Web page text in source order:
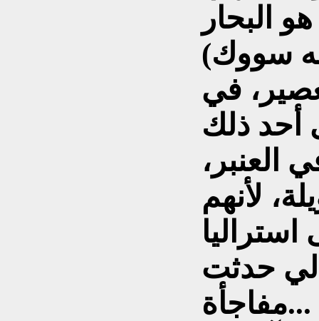
البحار
سووك)
في
لأنهم
حدثت
مفاجأة...